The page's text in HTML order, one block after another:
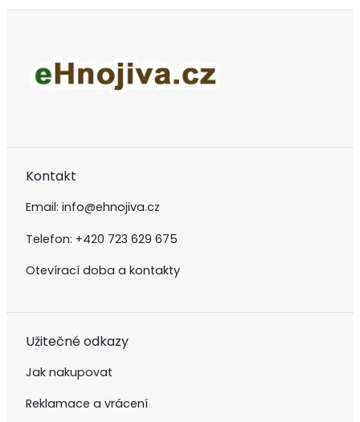
Kontakt
Email: info@ehnojiva.cz
Telefon: +420 723 629 675
Otevírací doba a kontakty
Užitečné odkazy
Jak nakupovat
Reklamace a vrácení